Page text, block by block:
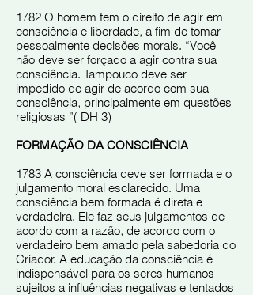
1782 O homem tem o direito de agir em
consciência e liberdade, a fim de tomar
pessoalmente decisões morais. “Você
não deve ser forçado a agir contra sua
consciência. Tampouco deve ser
impedido de agir de acordo com sua
consciência, principalmente em questões
religiosas ”( DH 3)
FORMAÇÃO DA CONSCIÊNCIA
1783 A consciência deve ser formada e o
julgamento moral esclarecido. Uma
consciência bem formada é direta e
verdadeira. Ele faz seus julgamentos de
acordo com a razão, de acordo com o
verdadeiro bem amado pela sabedoria do
Criador. A educação da consciência é
indispensável para os seres humanos
sujeitos a influências negativas e tentados